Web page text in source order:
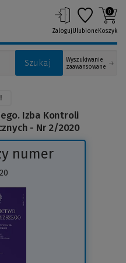
Szukaj
Wyszukiwanie
zaawansowane
ZalogujUlubione
0
Koszyk
Izba Kontroli
- Nr 2/2020
numer